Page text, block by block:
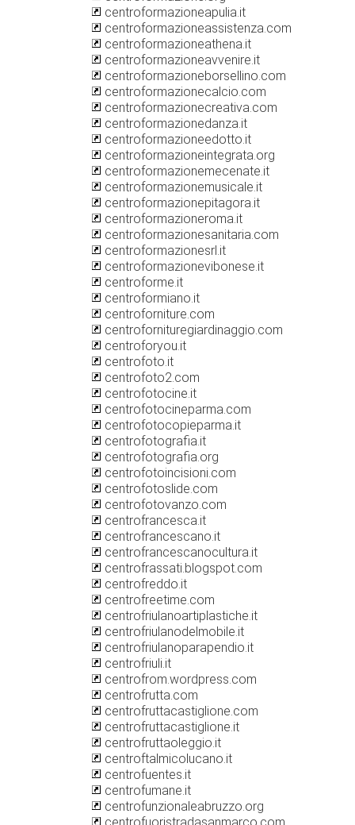
centroformazioneapulia.it
centroformazioneassistenza.com
centroformazioneathena.it
centroformazioneavvenire.it
centroformazioneborsellino.com
centroformazionecalcio.com
centroformazionecreativa.com
centroformazionedanza.it
centroformazioneedotto.it
centroformazioneintegrata.org
centroformazionemecenate.it
centroformazionemusicale.it
centroformazionepitagora.it
centroformazioneroma.it
centroformazionesanitaria.com
centroformazionesrl.it
centroformazionevibonese.it
centroforme.it
centroformiano.it
centroforniture.com
centrofornituregiardinaggio.com
centroforyou.it
centrofoto.it
centrofoto2.com
centrofotocine.it
centrofotocineparma.com
centrofotocopieparma.it
centrofotografia.it
centrofotografia.org
centrofotoincisioni.com
centrofotoslide.com
centrofotovanzo.com
centrofrancesca.it
centrofrancescano.it
centrofrancescanocultura.it
centrofrassati.blogspot.com
centrofreddo.it
centrofreetime.com
centrofriulanoartiplastiche.it
centrofriulanodelmobile.it
centrofriulanoparapendio.it
centrofriuli.it
centrofrom.wordpress.com
centrofrutta.com
centrofruttacastiglione.com
centrofruttacastiglione.it
centrofruttaoleggio.it
centroftalmicolucano.it
centrofuentes.it
centrofumane.it
centrofunzionaleabruzzo.org